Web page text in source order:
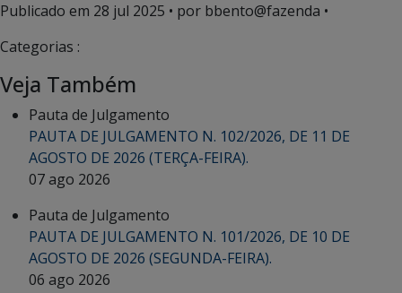
Publicado em 28 jul 2025 • por bbento@fazenda •
Categorias :
Veja Também
Pauta de Julgamento
PAUTA DE JULGAMENTO N. 102/2026, DE 11 DE
AGOSTO DE 2026 (TERÇA-FEIRA).
07 ago 2026
Pauta de Julgamento
PAUTA DE JULGAMENTO N. 101/2026, DE 10 DE
AGOSTO DE 2026 (SEGUNDA-FEIRA).
06 ago 2026